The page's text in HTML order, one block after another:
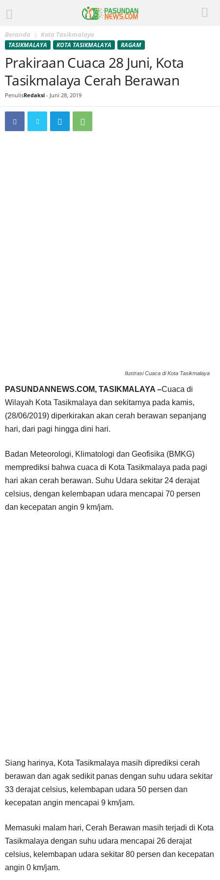
Beranda Kota Tasikmalaya
TASIKMALAYA KOTA TASIKMALAYA RAGAM
Prakiraan Cuaca 28 Juni, Kota
Tasikmalaya Cerah Berawan
PenulisRedaksi - Juni 28, 2019
Ilustrasi Cuaca di Kota Tasikmalaya
PASUNDANNEWS.COM, TASIKMALAYA –Cuaca di
Wilayah Kota Tasikmalaya dan sekitarnya pada kamis,
(28/06/2019) diperkirakan akan cerah berawan sepanjang
hari, dari pagi hingga dini hari.
Badan Meteorologi, Klimatologi dan Geofisika (BMKG)
memprediksi bahwa cuaca di Kota Tasikmalaya pada pagi
hari akan cerah berawan. Suhu Udara sekitar 24 derajat
celsius, dengan kelembapan udara mencapai 70 persen
dan kecepatan angin 9 km/jam.
Siang harinya, Kota Tasikmalaya masih diprediksi cerah
berawan dan agak sedikit panas dengan suhu udara sekitar
33 derajat celsius, kelembapan udara 50 persen dan
kecepatan angin mencapai 9 km/jam.
Memasuki malam hari, Cerah Berawan masih terjadi di Kota
Tasikmalaya dengan suhu udara mencapai 26 derajat
celsius, kelembapan udara sekitar 80 persen dan kecepatan
angin 0 km/jam.